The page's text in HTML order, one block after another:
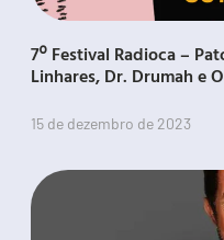
7º Festival Radioca –
Linhares, Dr. Drumah e
15 de dezembro de 2023